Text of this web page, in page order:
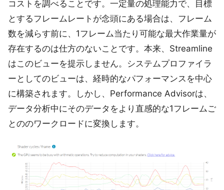
コストを調べることです。一定量の処理能力で、目標
とするフレームレートが念頭にある場合は、フレーム
数を減らす前に、1フレーム当たり可能な最大作業量が
存在するのは仕方のないことです。本来、Streamline
はこのビューを提示しません。システムプロファイラ
ーとしてのビューは、経時的なパフォーマンスを中心
に構築されます。しかし、Performance Advisorは、
データ分析中にそのデータをより直感的な1フレームご
とののワークロードに変換します。